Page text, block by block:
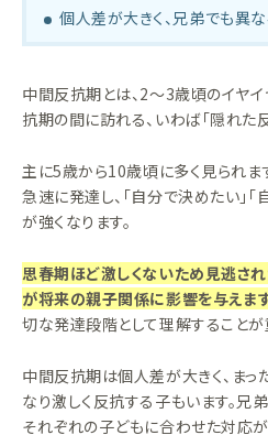
個人差が大きく、兄弟でも異
中間反抗期とは、2〜3歳頃のイヤ
抗期の間に訪れる、いわば「隠れた反
主に5歳から10歳頃に多く見られま
急速に発達し、「自分で決めたい」
が強くなります。
思春期ほど激しくないため見逃さ
が将来の親子関係に影響を与えます
切な発達段階として理解することが
中間反抗期は個人差が大きく、まっ
なり激しく反抗する子もいます。兄
それぞれの子どもに合わせた対応が